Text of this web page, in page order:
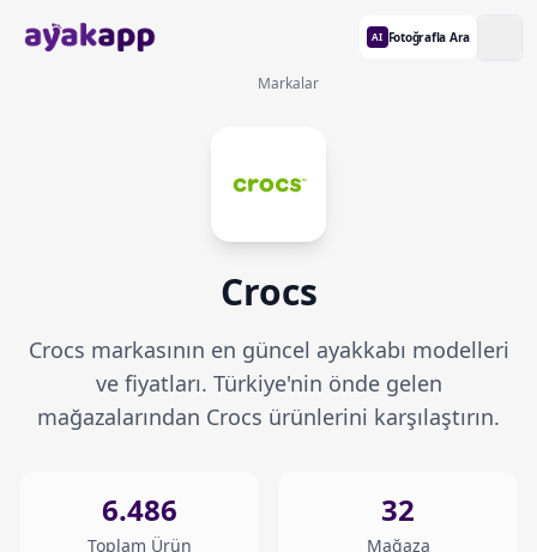
AI Fotoğrafla Ara
Markalar
Crocs
Crocs markasının en güncel ayakkabı modelleri
ve fiyatları. Türkiye'nin önde gelen
mağazalarından Crocs ürünlerini karşılaştırın.
6.486
Toplam Ürün
32
Mağaza